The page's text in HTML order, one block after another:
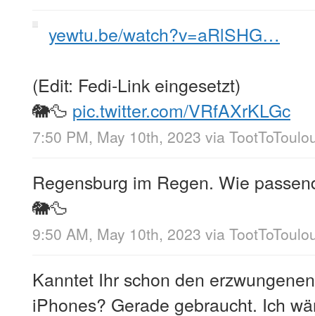
yewtu.be/watch?v=aRlSHG…
(Edit: Fedi-Link eingesetzt)
🐘🦆 pic.twitter.com/VRfAXrKLGc
7:50 PM, May 10th, 2023 via
Regensburg im Regen. Wie
🐘🦆
9:50 AM, May 10th, 2023 via
Kanntet Ihr schon den
iPhones? Gerade gebraucht. Ich